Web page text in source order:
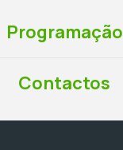
Programação
Contactos